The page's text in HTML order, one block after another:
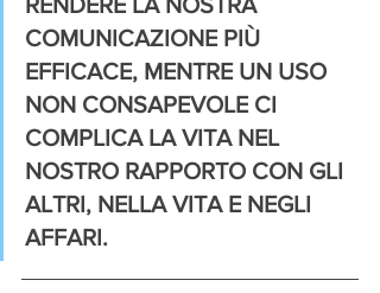
RENDERE LA NOSTRA
COMUNICAZIONE PIÙ
EFFICACE, MENTRE UN USO
NON CONSAPEVOLE CI
COMPLICA LA VITA NEL
NOSTRO RAPPORTO CON GLI
ALTRI, NELLA VITA E NEGLI
AFFARI.